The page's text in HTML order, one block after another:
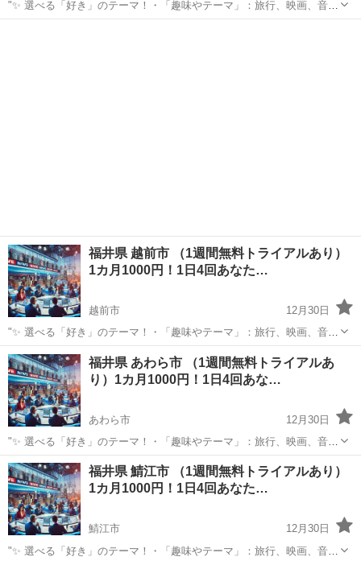
"✨ 選べる「好き」のテーマ！・「趣味やテーマ」：旅行、映画、音
楽、ペットなど、好きなものをもっと楽しめる情報をお届けします。
福井県 越前市 （1週間無料トライアルあり）
1カ月1000円！1日4回あなた…
越前市
12月30日
"✨ 選べる「好き」のテーマ！・「趣味やテーマ」：旅行、映画、音
楽、ペットなど、好きなものをもっと楽しめる情報をお届けします。
⏰ 1日4回のタイムリーな配信 7:00: 目覚めの1通で1日を元気にスター
ト！12:0...
福井 越前市 その他
福井県 あわら市 （1週間無料トライアルあ
り）1カ月1000円！1日4回あな…
あわら市
12月30日
"✨ 選べる「好き」のテーマ！・「趣味やテーマ」：旅行、映画、音
楽、ペットなど、好きなものをもっと楽しめる情報をお届けします。
⏰ 1日4回のタイムリーな配信 7:00: 目覚めの1通で1日を元気にスター
ト！12:0...
福井 あわら市 その他
福井県 鯖江市 （1週間無料トライアルあり）
1カ月1000円！1日4回あなた…
鯖江市
12月30日
"✨ 選べる「好き」のテーマ！・「趣味やテーマ」：旅行、映画、音